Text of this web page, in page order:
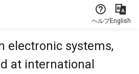
ヘルプEnglish
electronic systems,
at international